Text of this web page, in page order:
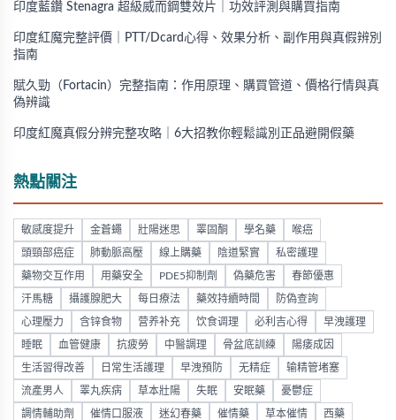
印度藍鑽 Stenagra 超級威而鋼雙效片｜功效評測與購買指南
印度紅魔完整評價｜PTT/Dcard心得、效果分析、副作用與真假辨別
指南
賦久勁（Fortacin）完整指南：作用原理、購買管道、價格行情與真
偽辨識
印度紅魔真假分辨完整攻略｜6大招教你輕鬆識別正品避開假藥
熱點關注
敏感度提升 金蒼蠅 壯陽迷思 睪固酮 學名藥 喉癌
頭頸部癌症 肺動脈高壓 線上購藥 陰道緊實 私密護理
藥物交互作用 用藥安全 PDE5抑制劑 偽藥危害 春節優惠
汗馬糖 攝護腺肥大 每日療法 藥效持續時間 防偽查詢
心理壓力 含锌食物 营养补充 饮食调理 必利吉心得 早洩護理
睡眠 血管健康 抗疲勞 中醫調理 骨盆底訓練 陽痿成因
生活習得改善 日常生活護理 早洩預防 无精症 输精管堵塞
流產男人 睪丸疾病 草本壯陽 失眠 安眠藥 憂鬱症
調情輔助劑 催情口服液 迷幻春藥 催情藥 草本催情 西藥